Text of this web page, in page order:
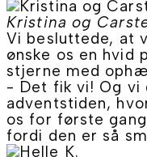
Kristina og
Vi besluttede, at
ønske os en hvid
stjerne med
- Det fik vi! Og
adventstiden,
os for første
fordi den er så